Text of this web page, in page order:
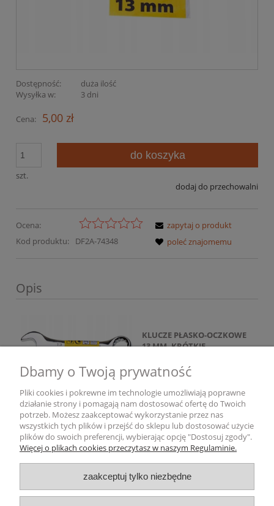
Dostępność:
duża ilość
Wysyłka w:
3 dni
Cena: 5,00 zł
szt.
do koszyka
dodaj do przechowalni
Ocena:
Kod produktu:
DF2A-74348
zapytaj o produkt
poleć znajomemu
Opis
KLUCZE PŁASKO-OCZKOWE
13 MM, KRÓTKIE
Stal chromowo-
wanadowa
Pomoc
Dostawa i płatność
Moje konto
Dbamy o Twoją prywatność
Pliki cookies i pokrewne im technologie umożliwiają poprawne
działanie strony i pomagają nam dostosować ofertę do Twoich
potrzeb. Możesz zaakceptować wykorzystanie przez nas
wszystkich tych plików i przejść do sklepu lub dostosować użycie
plików do swoich preferencji, wybierając opcję "Dostosuj zgody".
Więcej o plikach cookies przeczytasz w naszym Regulaminie.
zaakceptuj tylko niezbędne